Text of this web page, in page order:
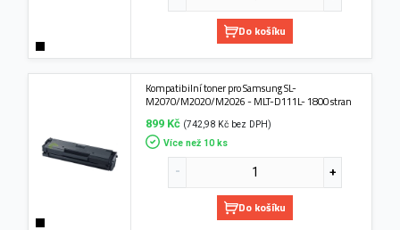
Do košíku
Kompatibilní toner pro Samsung SL-
M2070/M2020/M2026 - MLT-D111L- 1800 stran
899 Kč (742,98 Kč bez DPH)
Více než 10 ks
Do košíku